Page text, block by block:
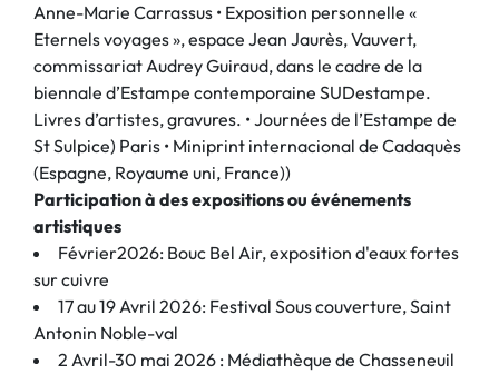
Anne-Marie Carrassus • Exposition personnelle «
Eternels voyages », espace Jean Jaurès, Vauvert,
commissariat Audrey Guiraud, dans le cadre de la
biennale d’Estampe contemporaine SUDestampe.
Livres d’artistes, gravures. • Journées de l’Estampe de
St Sulpice) Paris • Miniprint internacional de Cadaquès
(Espagne, Royaume uni, France))
Participation à des expositions ou événements
artistiques
Février2026: Bouc Bel Air, exposition d'eaux fortes
sur cuivre
17 au 19 Avril 2026: Festival Sous couverture, Saint
Antonin Noble-val
2 Avril-30 mai 2026 : Médiathèque de Chasseneuil